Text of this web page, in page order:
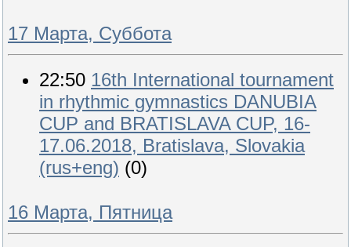
17 Марта, Суббота
22:50 16th International tournament
in rhythmic gymnastics DANUBIA
CUP and BRATISLAVA CUP, 16-
17.06.2018, Bratislava, Slovakia
(rus+eng) (0)
16 Марта, Пятница